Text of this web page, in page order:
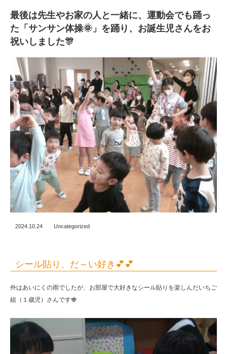
最後は先生やお家の人と一緒に、運動会でも踊っ
た「サンサン体操🌞」を踊り、お誕生児さんをお
祝いしました🎊
2024.10.24 Uncategorized
シール貼り、だ～い好き💕💕
外はあいにくの雨でしたが、お部屋で大好きなシール貼りを楽しんだいちご
組（１歳児）さんです🍓